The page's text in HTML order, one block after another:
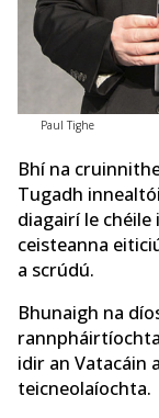
Paul Tighe
Bhí na
Tugadh
diagairí le
ceisteanna
a scrúdú.
Bhunaigh na
idir an Vatacáin
teicneolaíochta.